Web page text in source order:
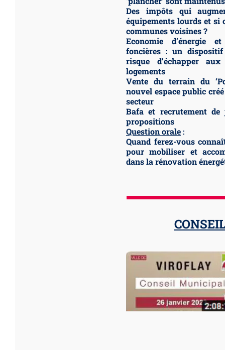
Des impôts qui
équipements lourds et si
communes voisines ?
Economie d’énergie
foncières : un
risque d’échapper
logements
Vente du terrain du
nouvel espace public
secteur
Bafa et recrutement de
propositions
Question orale:
Quand ferez-vous
pour mobiliser et
dans la rénovation